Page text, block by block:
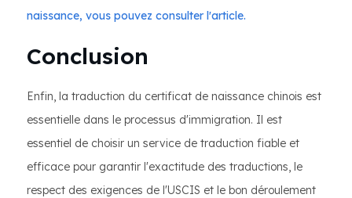
naissance, vous pouvez consulter l'article.
Conclusion
Enfin, la traduction du certificat de naissance chinois est
essentielle dans le processus d'immigration. Il est
essentiel de choisir un service de traduction fiable et
efficace pour garantir l'exactitude des traductions, le
respect des exigences de l'USCIS et le bon déroulement